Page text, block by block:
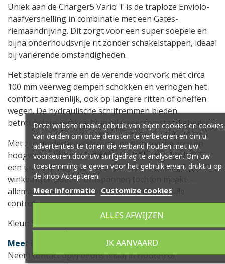
Uniek aan de Charger5 Vario T is de traploze Enviolo-
naafversnelling in combinatie met een Gates-
riemaandrijving. Dit zorgt voor een super soepele en
bijna onderhoudsvrije rit zonder schakelstappen, ideaal
bij variërende omstandigheden.
Het stabiele frame en de verende voorvork met circa
100 mm veerweg dempen schokken en verhogen het
comfort aanzienlijk, ook op langere ritten of oneffen
wegen. De hydraulische schijfremmen bieden
betrouwbare remkracht in alle weersomstandigheden.
Met zijn moderne uitstraling, geïntegreerde accu en
hoogwaardige componenten is de Charger5 Vario T
een uitstekende keuze voor wie dagelijks fietst,
winkelritten doet of ontspannen tochten maakt —
allemaal met minimaal onderhoud en maximale
controle.
Kleur: Slate Grey
Meer info?
Neem contact op met ons filiaal in Houten of
Deze website maakt gebruik van eigen cookies en cookies
van derden om onze diensten te verbeteren en om u
advertenties te tonen die verband houden met uw
voorkeuren door uw surfgedrag te analyseren. Om uw
toestemming te geven voor het gebruik ervan, drukt u op
de knop Accepteren.
Meer informatie Customize cookies
ALLES AFWIJZEN
IK AANVAARD